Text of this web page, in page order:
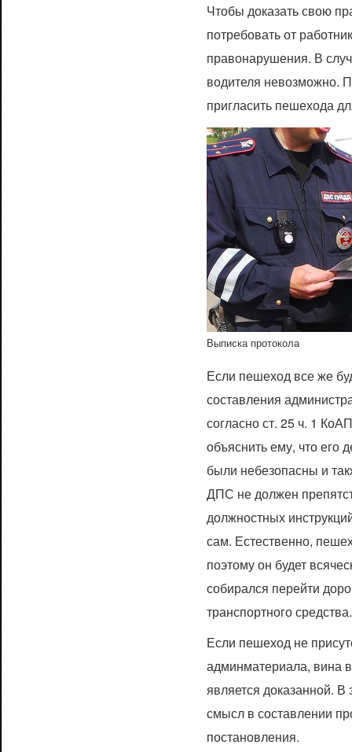
Чтобы доказать свою
потребовать от
правонарушения. В
водителя невозможно.
пригласить пешехода
Выписка протокола
Если пешеход все же
составления
согласно ст. 25 ч. 1
объяснить ему, что его
были небезопасны и
ДПС не должен
должностных
сам. Естественно,
поэтому он будет
собирался перейти
транспортного средства.
Если пешеход не
админматериала, вина
является доказанной. В
смысл в составлении
постановления.